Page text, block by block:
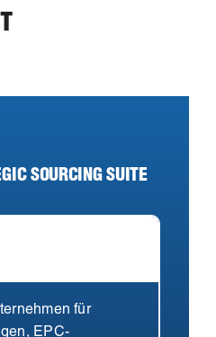
SOURCING SUITE
für
EPC-